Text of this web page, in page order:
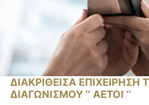
ΔΙΑΚΡΙΘΕΙΣΑ ΕΠΙΧΕΙΡΗΣΗ
ΔΙΑΓΩΝΙΣΜΟΥ ‘’ ΑΕΤΟΙ ‘’